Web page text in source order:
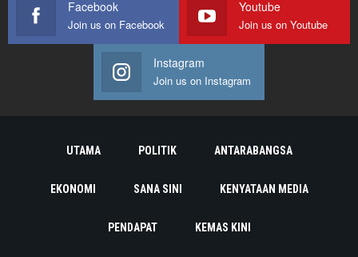
Facebook
Join us on Facebook
Youtube
Join us on Youtube
Instagram
Join us on Instagram
UTAMA POLITIK ANTARABANGSA
EKONOMI SANA SINI KENYATAAN MEDIA
PENDAPAT KEMAS KINI